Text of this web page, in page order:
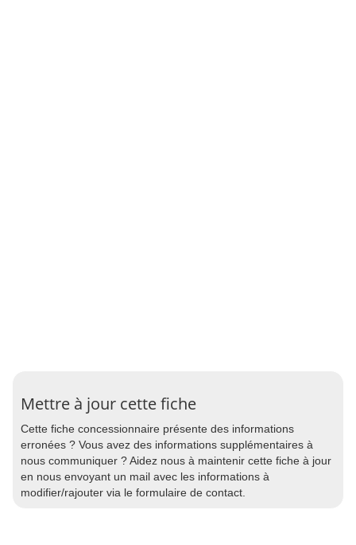
Mettre à jour cette fiche
Cette fiche concessionnaire présente des informations
erronées ? Vous avez des informations supplémentaires à
nous communiquer ? Aidez nous à maintenir cette fiche à jour
en nous envoyant un mail avec les informations à
modifier/rajouter via le formulaire de contact.